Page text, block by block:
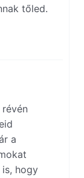
tőled.
a
hogy